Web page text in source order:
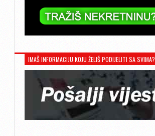
IMAŠ INFORMACIJU KOJU ŽELIŠ PODIJELITI SA SVIMA?